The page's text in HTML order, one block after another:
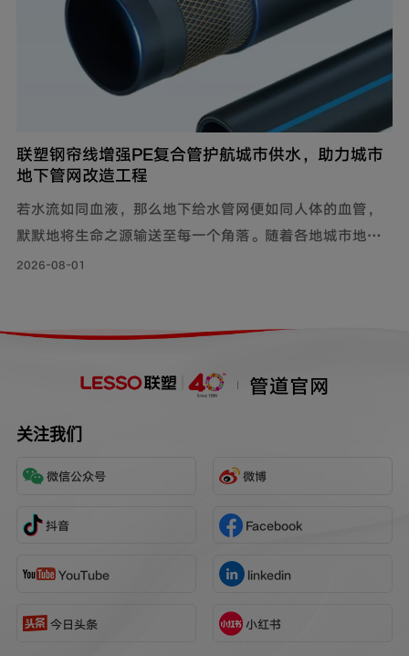
联塑钢帘线增强PE复合管护航城市供水，助力城市
地下管网改造工程
若水流如同血液，那么地下给水管网便如同人体的血管，
默默地将生命之源输送至每一个角落。随着各地城市地下
管网改造工程持续落地，老旧管线迭代升级，联塑给水用
系统的坚实保障。
2026-08-01
管道官网
关注我们
微信公众号 微博
抖音 Facebook
YouTube linkedin
今日头条 小红书